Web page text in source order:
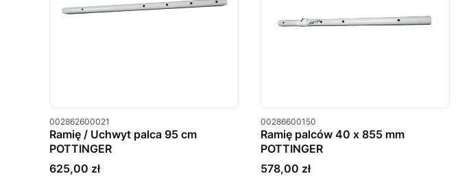
Kod produktu
002862600021
Ramię / Uchwyt palca 95 cm
POTTINGER
Cena
625,00 zł
Kod produktu
00286600150
Ramię palców 40 x 855 mm
POTTINGER
Cena
578,00 zł